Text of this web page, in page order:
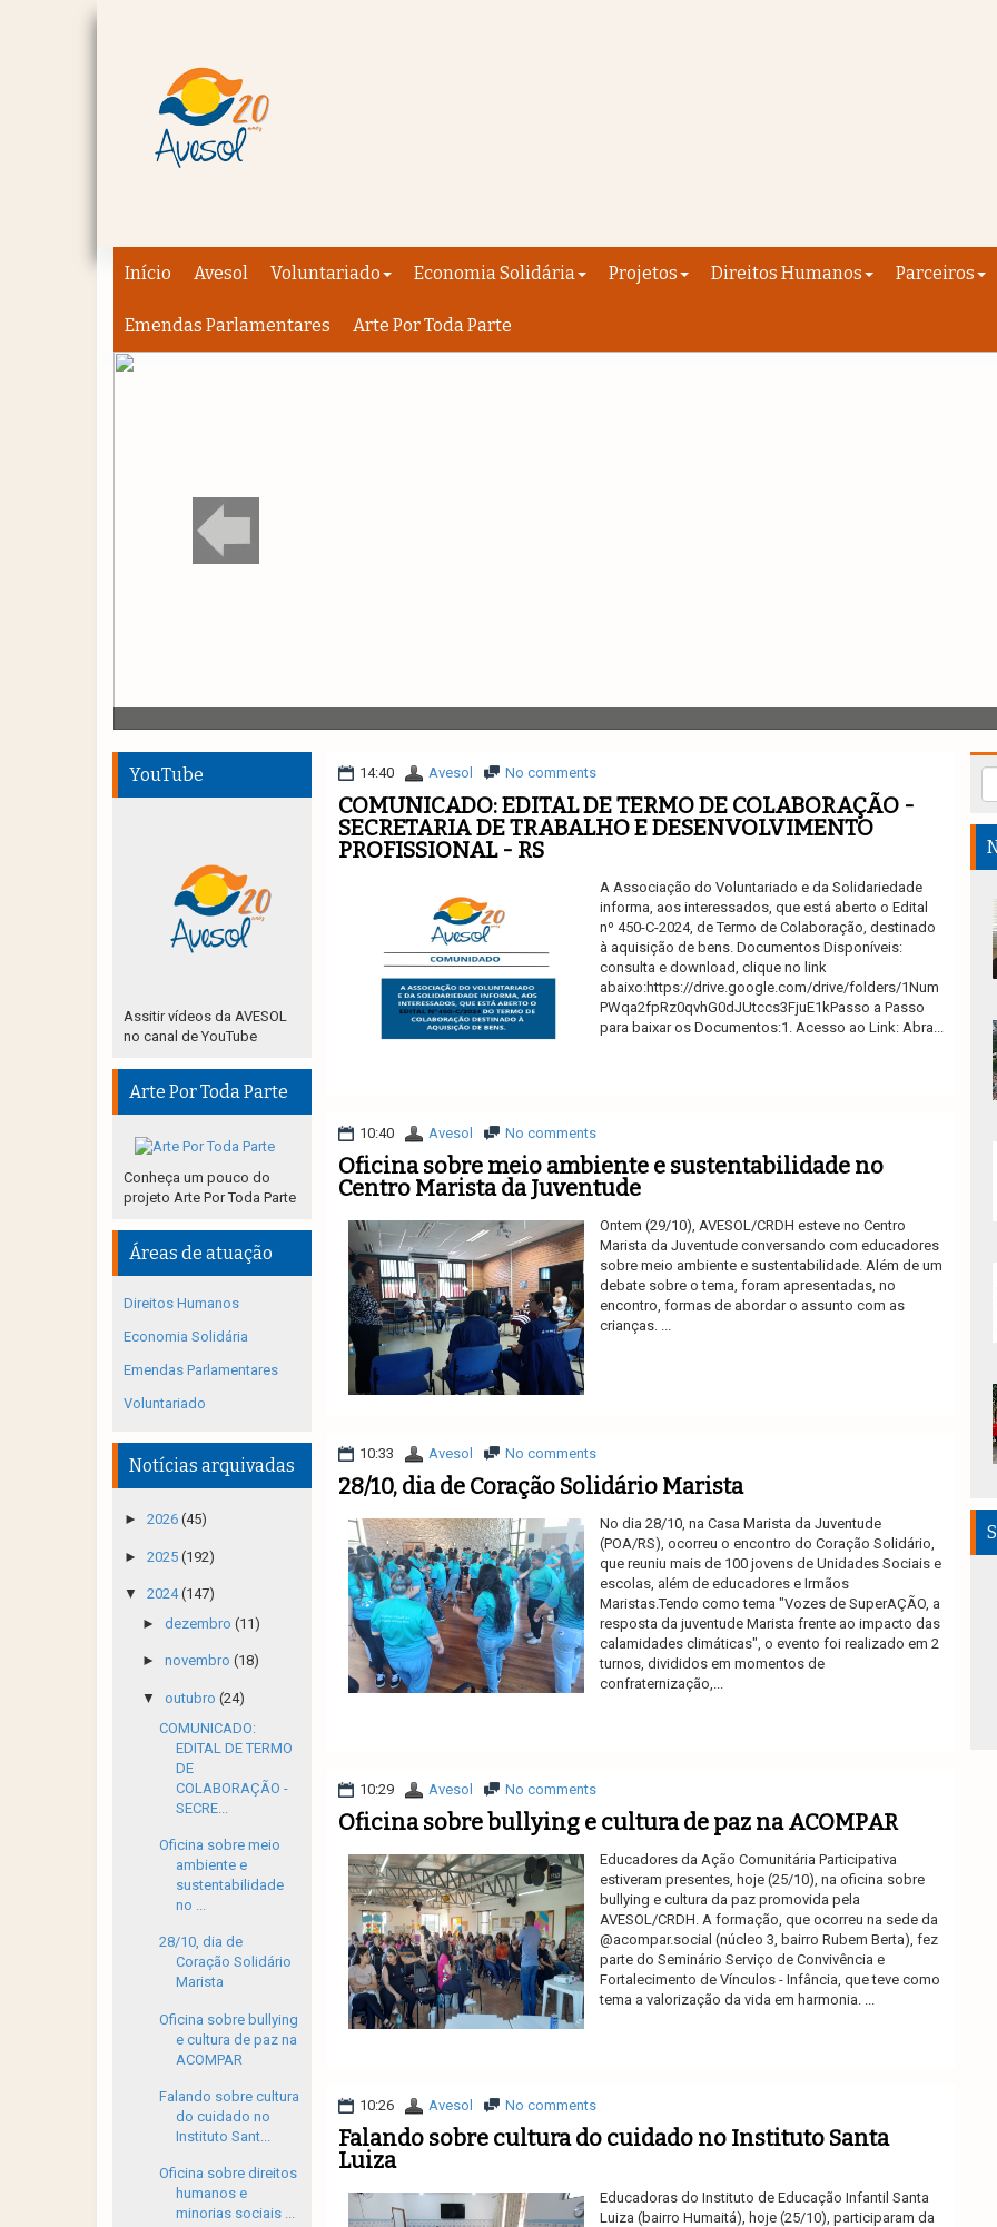
Início Avesol Voluntariado Economia Solidária Projetos Direitos Humanos Parceiros
Emendas Parlamentares Arte Por Toda Parte
14:40 Avesol No comments
COMUNICADO: EDITAL DE TERMO DE COLABORAÇÃO -
SECRETARIA DE TRABALHO E DESENVOLVIMENTO
PROFISSIONAL - RS
A Associação do Voluntariado e da Solidariedade
informa, aos interessados, que está aberto o Edital
nº 450-C-2024, de Termo de Colaboração, destinado
à aquisição de bens. Documentos Disponíveis:
consulta e download, clique no link
abaixo:https://drive.google.com/drive/folders/1Num
PWqa2fpRz0qvhG0dJUtccs3FjuE1kPasso a Passo
para baixar os Documentos:1. Acesso ao Link: Abra...
10:40 Avesol No comments
Oficina sobre meio ambiente e sustentabilidade no
Centro Marista da Juventude
Ontem (29/10), AVESOL/CRDH esteve no Centro
Marista da Juventude conversando com educadores
sobre meio ambiente e sustentabilidade. Além de um
debate sobre o tema, foram apresentadas, no
encontro, formas de abordar o assunto com as
crianças. ...
10:33 Avesol No comments
28/10, dia de Coração Solidário Marista
No dia 28/10, na Casa Marista da Juventude
(POA/RS), ocorreu o encontro do Coração Solidário,
que reuniu mais de 100 jovens de Unidades Sociais e
escolas, além de educadores e Irmãos
Maristas.Tendo como tema "Vozes de SuperAÇÃO, a
resposta da juventude Marista frente ao impacto das
calamidades climáticas", o evento foi realizado em 2
turnos, divididos em momentos de
confraternização,...
10:29 Avesol No comments
Oficina sobre bullying e cultura de paz na ACOMPAR
Educadores da Ação Comunitária Participativa
estiveram presentes, hoje (25/10), na oficina sobre
bullying e cultura da paz promovida pela
AVESOL/CRDH. A formação, que ocorreu na sede da
@acompar.social (núcleo 3, bairro Rubem Berta), fez
parte do Seminário Serviço de Convivência e
Fortalecimento de Vínculos - Infância, que teve como
tema a valorização da vida em harmonia. ...
10:26 Avesol No comments
Falando sobre cultura do cuidado no Instituto Santa
Luiza
Educadoras do Instituto de Educação Infantil Santa
Luiza (bairro Humaitá), hoje (25/10), participaram da
YouTube
Assitir vídeos da AVESOL
no canal de YouTube
Arte Por Toda Parte
Conheça um pouco do
projeto Arte Por Toda Parte
Áreas de atuação
Direitos Humanos
Economia Solidária
Emendas Parlamentares
Voluntariado
Notícias arquivadas
► 2026 (45)
► 2025 (192)
▼ 2024(147)
► dezembro (11)
► novembro (18)
▼ outubro (24)
COMUNICADO:
EDITAL DE TERMO
DE
COLABORAÇÃO -
SECRE...
Oficina sobre meio
ambiente e
sustentabilidade
no ...
28/10, dia de
Coração Solidário
Marista
Oficina sobre bullying
e cultura de paz na
ACOMPAR
Falando sobre cultura
do cuidado no
Instituto Sant...
Oficina sobre direitos
humanos e
minorias sociais ...